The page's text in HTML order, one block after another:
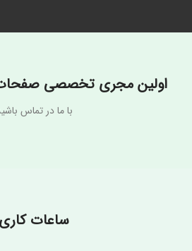
اولین مجری تخصصی صفحات
با ما در تماس
ساعات کاری